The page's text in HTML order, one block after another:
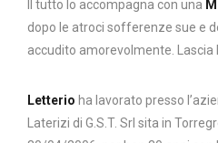
Il tutto lo accompagna con una
dopo le atroci sofferenze sue e
accudito amorevolmente. Lascia
Letterio ha lavorato presso
Laterizi di G.S.T. Srl sita in